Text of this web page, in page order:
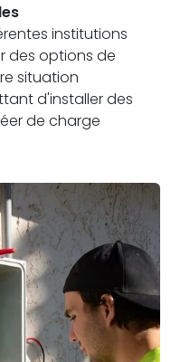
institutions
des options de
situation
d'installer des
de charge